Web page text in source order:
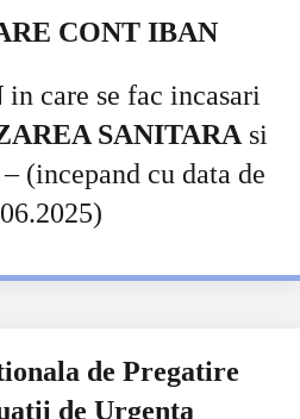
CONT IBAN
in care se fac incasari
SANITARA si
– (incepand cu data de
de Pregatire
de Urgenta